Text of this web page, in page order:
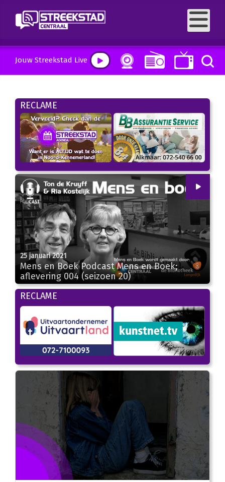
Jouw Streekstad Live
RECLAME
00:00
00:00
25 januari 2021
Mens en Boek Podcast Mens en Boek;
aflevering 004 (seizoen 20)
RECLAME